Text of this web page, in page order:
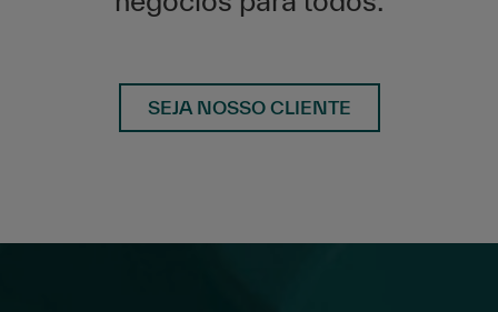
SEJA NOSSO CLIENTE